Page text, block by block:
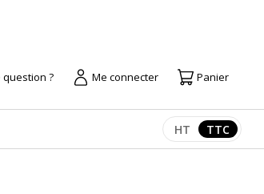
question ? Me connecter Panier
Afficher les
HT TTC